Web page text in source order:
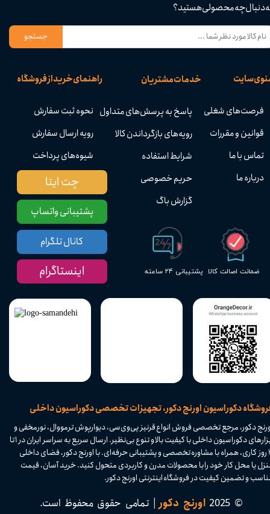
دکوراسیون اورنج دکور، تجهیزات تخصصی دکوراسیون داخلی
پشتیبانی ۲۴ ساعته ضمانت اصالت کالا
راهنمای خرید از فروشگاه
نحوه ثبت سفارش
رویه ارسال سفارش
شیوه‌های پرداخت
خدمات مشتریان
پاسخ به پرسش‌های متداول
رویه‌های بازگرداندن کالا
شرایط استفاده
حریم خصوصی
گزارش باگ
سایت
فرصت‌های شغلی
قوانین و مقررات
تماس با ما
درباره ما
دنبال چه محصولی هستید؟
جستجو
دکور، مرجع تخصصی فروش انواع قرنیز پی‌وی‌سی، دیوارپوش ترمووال، نورمخفی و
ابزارهای دکوراسیون داخلی با کیفیت بالا و تنوع بی‌نظیر. ارسال سریع به سراسر ایران در ۱ تا
۴ روز کاری، همراه با مشاوره تخصصی و پشتیبانی حرفه‌ای. با اورنج دکور، فضای داخلی
یا محل کار خود را با محصولات مدرن و کاربردی متحول کنید. خرید آسان، قیمت
و تضمین کیفیت در فروشگاه اینترنتی اورنج دکور.​​​​​​​
© 2025 اورنج دکور| تمامی حقوق محفوظ است.​​​​​​​
پشتیبانی واتساپ
چت ایتا
کانال تلگرام
اینستاگرام